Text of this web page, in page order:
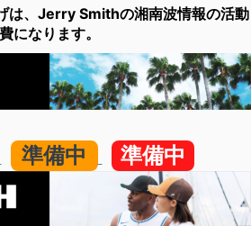
は、Jerry Smithの湘南波情報の活動
費になります。
準備中 準備中